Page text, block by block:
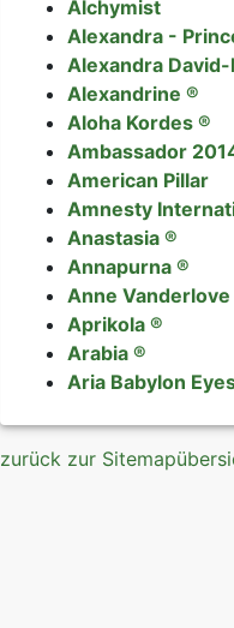
Alchymist
Alexandra -
Alexandra
Alexandrine ®
Aloha Kordes ®
Ambassador
American Pillar
Amnesty
Anastasia ®
Annapurna ®
Anne Vanderlove
Aprikola ®
Arabia ®
Aria Babylon
zurück zur